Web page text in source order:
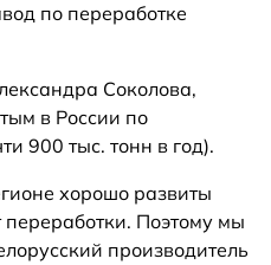
по переработке
Соколова,
в России по
900 тыс. тонн в год).
хорошо развиты
переработки. Поэтому мы
производитель